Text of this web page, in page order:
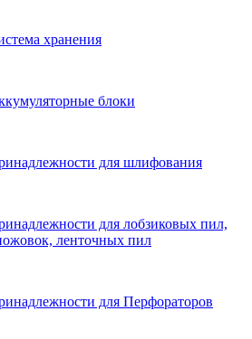
хранения
блоки
для шлифования
для лобзиковых пил,
ленточных пил
для Перфораторов